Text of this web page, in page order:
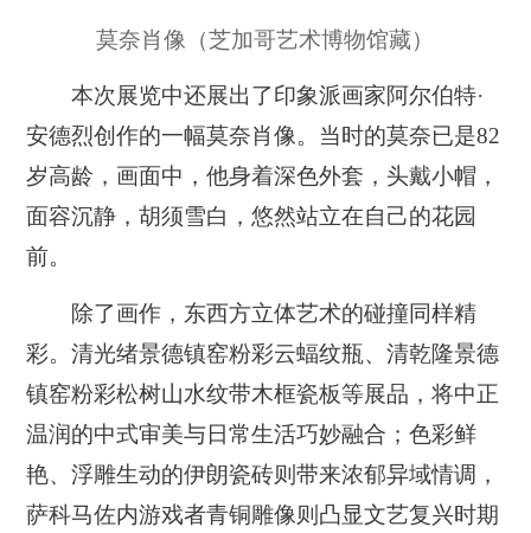
莫奈肖像（芝加哥艺术博物馆藏）
本次展览中还展出了印象派画家阿尔伯特·
安德烈创作的一幅莫奈肖像。当时的莫奈已是82
岁高龄，画面中，他身着深色外套，头戴小帽，
面容沉静，胡须雪白，悠然站立在自己的花园
前。
除了画作，东西方立体艺术的碰撞同样精
彩。清光绪景德镇窑粉彩云蝠纹瓶、清乾隆景德
镇窑粉彩松树山水纹带木框瓷板等展品，将中正
温润的中式审美与日常生活巧妙融合；色彩鲜
艳、浮雕生动的伊朗瓷砖则带来浓郁异域情调，
萨科马佐内游戏者青铜雕像则凸显文艺复兴时期